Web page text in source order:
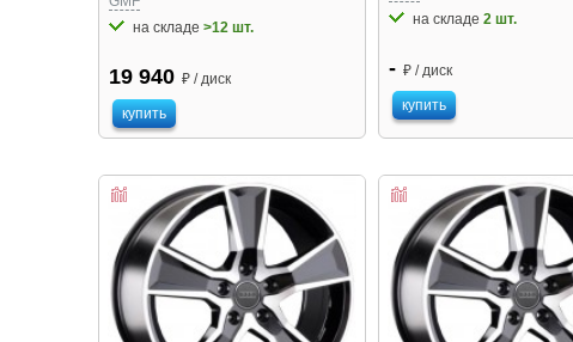
на складе >12 шт.
19 940 ₽ / диск
купить
на складе 2 шт.
- ₽ / диск
купить